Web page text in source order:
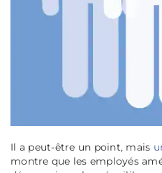
Il a peut-être un point, mais
montre que les employés